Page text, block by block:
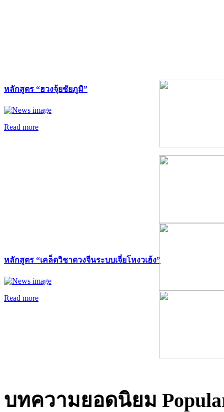
หลักสูตร “ฮวงจุ้ยชัยภูมิ”
Read more
หลักสูตร “เคล็ดวิชาดวงจีนระบบเจี่ยโหงวเฮ้ง”
Read more
บทความยอดนิยม